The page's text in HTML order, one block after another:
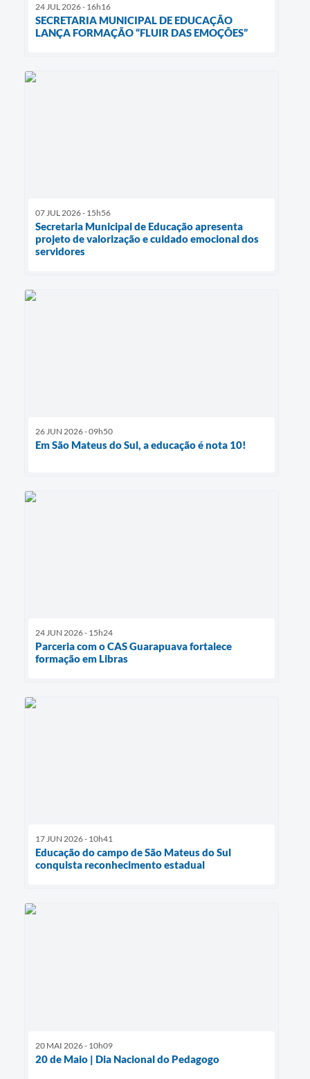
24 JUL 2026 - 16h16
SECRETARIA MUNICIPAL DE EDUCAÇÃO
LANÇA FORMAÇÃO “FLUIR DAS EMOÇÕES”
07 JUL 2026 - 15h56
Secretaria Municipal de Educação apresenta
projeto de valorização e cuidado emocional dos
servidores
26 JUN 2026 - 09h50
Em São Mateus do Sul, a educação é nota 10!
24 JUN 2026 - 15h24
Parceria com o CAS Guarapuava fortalece
formação em Libras
17 JUN 2026 - 10h41
Educação do campo de São Mateus do Sul
conquista reconhecimento estadual
20 MAI 2026 - 10h09
20 de Maio | Dia Nacional do Pedagogo